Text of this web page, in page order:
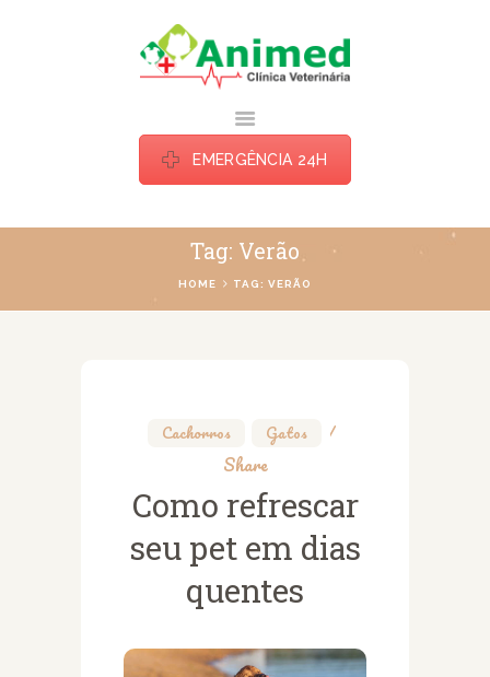
EMERGÊNCIA 24H
Tag: Verão
HOME TAG: VERÃO
ANIMED TATUI
merece.
HOME
ESPECIALIDADES
Cachorros Gatos
Share
Como refrescar
seu pet em dias
quentes